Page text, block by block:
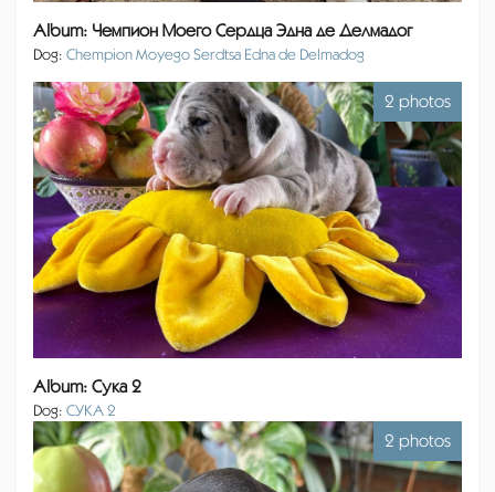
Album: Чемпион Моего Сердца Эдна де Делмадог
Dog: Chempion Moyego Serdtsa Edna de Delmadog
2 photos
Album: Сука 2
Dog: СУКА 2
2 photos